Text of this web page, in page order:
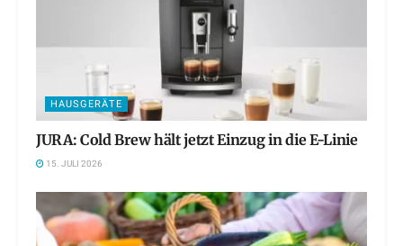
HAUSGERÄTE
JURA: Cold Brew hält jetzt Einzug in die E-Linie
15. JULI 2026